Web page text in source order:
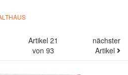
Artikel 21
von 93
nächster
Artikel